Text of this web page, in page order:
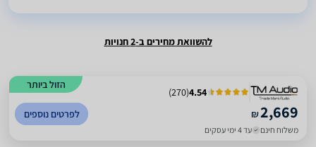
להשוואת מחירים ב-2 חנויות
הזול ביותר
4.54
(
270
)
₪2,669
משלוח חינם עד 4 ימי עסקים
לפרטים נוספים